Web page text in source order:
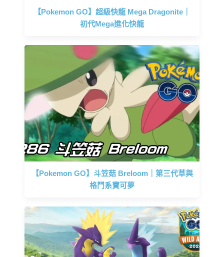
【Pokemon GO】超級快龍 Mega Dragonite｜
初代Mega進化快龍
【Pokemon GO】斗笠菇 Breloom｜第三代草與
格鬥系寶可夢